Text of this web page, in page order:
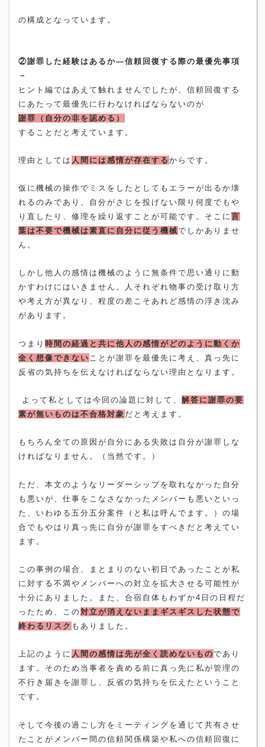
の構成となっています。
②謝罪した経験はあるか―信頼回復する際の最優先事項
－
ヒント編ではあえて触れませんでしたが、信頼回復する
にあたって最優先に行わなければならないのが
謝罪（自分の非を認める）
することだと考えています。
理由としては 人間には感情が存在する からです。
仮に機械の操作でミスをしたとしてもエラーが出るか壊
れるのみであり、自分がさじを投げない限り何度でもや
り直したり、修理を繰り返すことが可能です。そこに 言
葉は不要で機械は素直に自分に従う機械でしかありませ
ん。
しかし他人の感情は機械のように無条件で思い通りに動
かすわけにはいきません。人それぞれ物事の受け取り方
や考え方が異なり、程度の差こそあれど感情の浮き沈み
があります 。
つまり 時間の経過と共に他人の感情がどのように動くか
全く想像できない ことが謝罪を最優先に考え、真っ先に
反省の気持ちを伝えなければならない理由となります。
よって 私としては今回の論題に対して、 解答に謝罪の要
素が無いものは不合格対象 だと考えます 。
もちろん全ての原因が自分にある失敗は自分が謝罪しな
ければなりません。（当然です。）
ただ、本文のようなリーダーシップを取れなかった自分
も悪いが、仕事をこなさなかったメンバーも悪いといっ
た、いわゆる五分五分案件（と私は呼んでます。）の場
合でもやはり真っ先に自分が謝罪をすべきだと考えてい
ます。
この事例の場合、まとまりのない初日であったことが私
に対する不満やメンバーへの対立を拡大させる可能性が
十分にありました。
また、合宿自体もわずか4 日の日程だ
ったため、この対立が消えないままギスギスした状態で
終わるリスク もありました。
上記のように 人間の感情は先が全く読めないものであり
ます。そのため当事者を責める前に真っ先に私が管理の
不行き届きを謝罪し、反省の気持ちを伝えたということ
です。
そして今後の過ごし方をミーティングを通じて共有させ
たことがメンバー間の信頼関係構築や私への信頼回復に